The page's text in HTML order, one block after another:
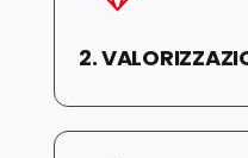
2.